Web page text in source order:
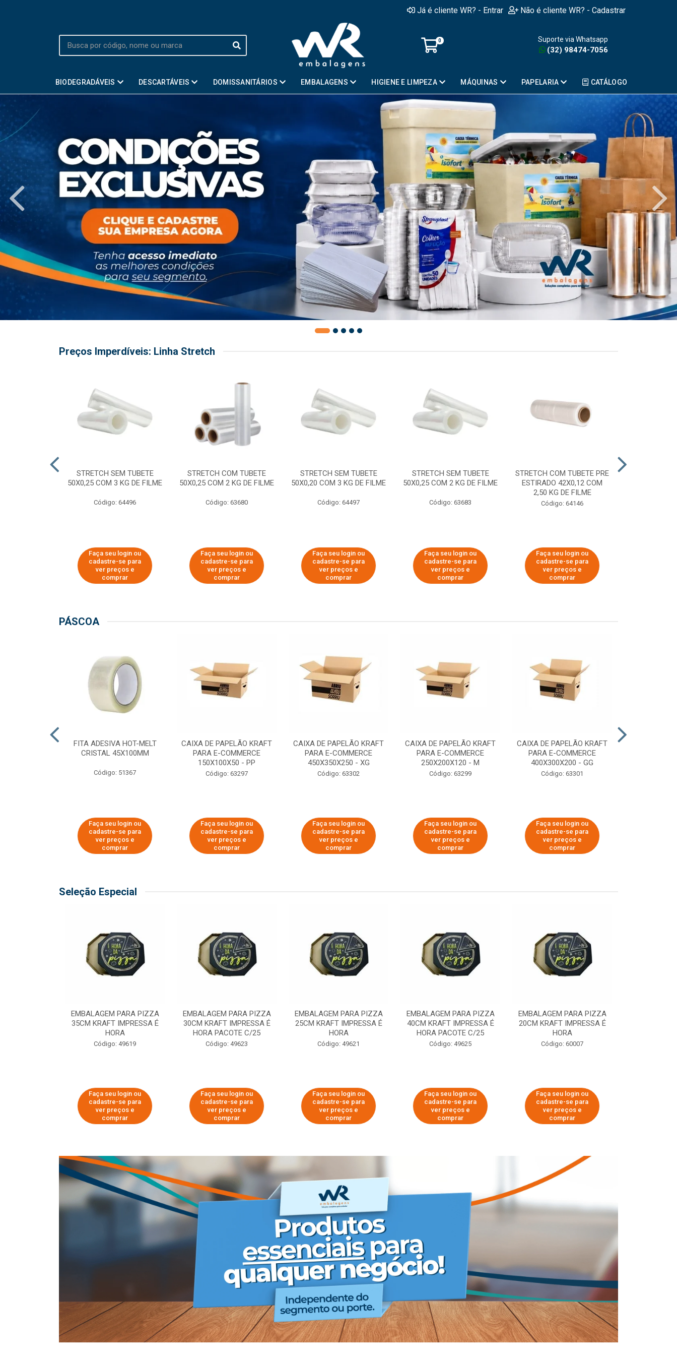
Já é cliente WR? - Entrar Não é cliente WR? - Cadastrar
0 Suporte via Whatsapp
(32) 98474-7056
BIODEGRADÁVEIS DESCARTÁVEIS DOMISSANITÁRIOS EMBALAGENS HIGIENE E LIMPEZA MÁQUINAS PAPELARIA CATÁLOGO
Preços Imperdíveis: Linha Stretch
STRETCH SEM TUBETE
50X0,25 COM 3 KG DE FILME
Código: 64496
Faça seu login ou
cadastre-se para
ver preços e
comprar
STRETCH COM TUBETE
50X0,25 COM 2 KG DE FILME
Código: 63680
Faça seu login ou
cadastre-se para
ver preços e
comprar
STRETCH SEM TUBETE
50X0,20 COM 3 KG DE FILME
Código: 64497
Faça seu login ou
cadastre-se para
ver preços e
comprar
STRETCH SEM TUBETE
50X0,25 COM 2 KG DE FILME
Código: 63683
Faça seu login ou
cadastre-se para
ver preços e
comprar
STRETCH COM TUBETE PRE
ESTIRADO 42X0,12 COM
2,50 KG DE FILME
Código: 64146
Faça seu login ou
cadastre-se para
ver preços e
comprar
PÁSCOA
FITA ADESIVA HOT-MELT
CRISTAL 45X100MM
Código: 51367
Faça seu login ou
cadastre-se para
ver preços e
comprar
CAIXA DE PAPELÃO KRAFT
PARA E-COMMERCE
150X100X50 - PP
Código: 63297
Faça seu login ou
cadastre-se para
ver preços e
comprar
CAIXA DE PAPELÃO KRAFT
PARA E-COMMERCE
450X350X250 - XG
Código: 63302
Faça seu login ou
cadastre-se para
ver preços e
comprar
CAIXA DE PAPELÃO KRAFT
PARA E-COMMERCE
250X200X120 - M
Código: 63299
Faça seu login ou
cadastre-se para
ver preços e
comprar
CAIXA DE PAPELÃO KRAFT
PARA E-COMMERCE
400X300X200 - GG
Código: 63301
Faça seu login ou
cadastre-se para
ver preços e
comprar
Seleção Especial
EMBALAGEM PARA PIZZA
35CM KRAFT IMPRESSA É
HORA
Código: 49619
Faça seu login ou
cadastre-se para
ver preços e
comprar
EMBALAGEM PARA PIZZA
30CM KRAFT IMPRESSA É
HORA PACOTE C/25
Código: 49623
Faça seu login ou
cadastre-se para
ver preços e
comprar
EMBALAGEM PARA PIZZA
25CM KRAFT IMPRESSA É
HORA
Código: 49621
Faça seu login ou
cadastre-se para
ver preços e
comprar
EMBALAGEM PARA PIZZA
40CM KRAFT IMPRESSA É
HORA PACOTE C/25
Código: 49625
Faça seu login ou
cadastre-se para
ver preços e
comprar
EMBALAGEM PARA PIZZA
20CM KRAFT IMPRESSA É
HORA
Código: 60007
Faça seu login ou
cadastre-se para
ver preços e
comprar